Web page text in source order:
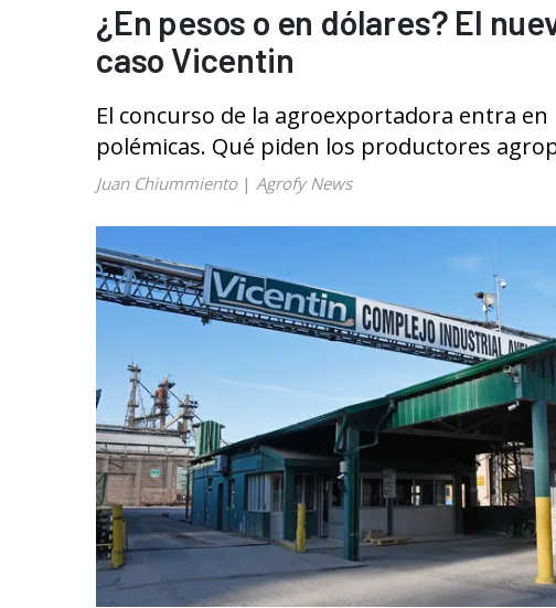
¿En pesos o en dólares? El
caso Vicentin
El concurso de la agroexportadora entra
polémicas. Qué piden los productores
Juan Chiummiento| Agrofy News